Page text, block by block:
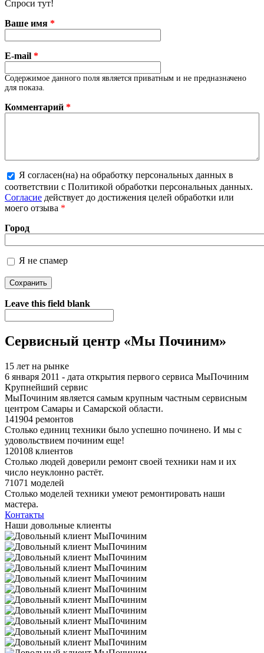
Спроси тут!
Ваше имя *
E-mail *
Содержимое данного поля является приватным и не предназначено
для показа.
Комментарий *
Более подробная информация о текстовых форматах
Я согласен(на) на обработку персональных данных в
соответствии с Политикой обработки персональных данных.
Согласие действует до достижения целей обработки или
моего отзыва *
Город
Я не спамер
Я спамер
Leave this field blank
Сервисный центр «Мы Починим»
15 лет на рынке
6 января 2011 - дата открытия первого сервиса МыПочиним
Крупнейший сервис
МыПочиним является самым крупным частным сервисным
центром Самары и Самарской области.
141904 ремонтов
Столько единиц техники было успешно починено. И мы с
удовольствием починим еще!
120108 клиентов
Столько людей доверили ремонт своей техники нам и их
число неуклонно растёт.
71071 моделей
Столько моделей техники умеют ремонтировать наши
мастера.
Контакты
Наши довольные клиенты